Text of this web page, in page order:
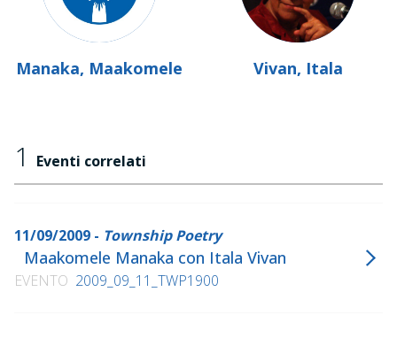
Manaka, Maakomele Vivan, Itala
1 Eventi correlati
11/09/2009 - Township Poetry
Maakomele Manaka con Itala Vivan
EVENTO 2009_09_11_TWP1900